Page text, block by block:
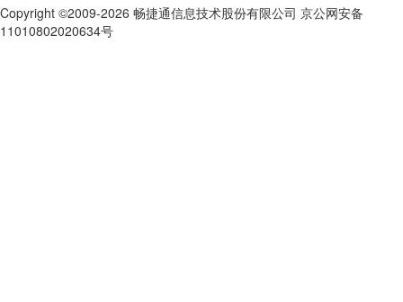
Copyright ©2009-2026 畅捷通信息技术股份有限公司 京公网安备
11010802020634号